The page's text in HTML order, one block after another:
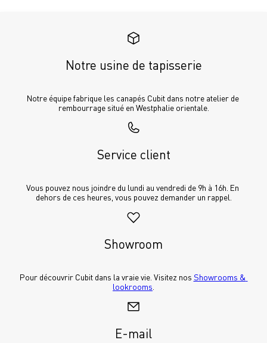
Notre usine de tapisserie
Notre équipe fabrique les canapés Cubit dans notre atelier de
rembourrage situé en Westphalie orientale.
Service client
Vous pouvez nous joindre du lundi au vendredi de 9h à 16h. En
dehors de ces heures, vous pouvez demander un rappel.
Showroom
Pour découvrir Cubit dans la vraie vie. Visitez nos Showrooms &
lookrooms
E-mail